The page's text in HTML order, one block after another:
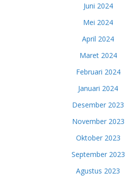
Juni 2024
Mei 2024
April 2024
Maret 2024
Februari 2024
Januari 2024
Desember 2023
November 2023
Oktober 2023
September 2023
Agustus 2023